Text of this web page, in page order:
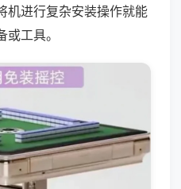
机进行复杂安装操作就能
工具。